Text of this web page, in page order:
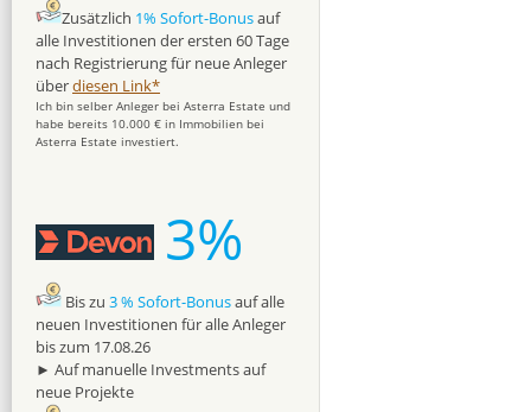
Zusätzlich 1% Sofort-Bonusauf
alle Investitionen der ersten 60 Tage
nach Registrierung für neue Anleger
überdiesen Link*
Ich bin selber Anleger bei Asterra Estate und
habe bereits 10.000 € in Immobilien bei
Asterra Estate investiert.
3%
Bis zu 3 % Sofort-Bonusauf alle
neuen Investitionen für alle Anleger
bis zum 17.08.26
► Auf manuelle Investments auf
neue Projekte